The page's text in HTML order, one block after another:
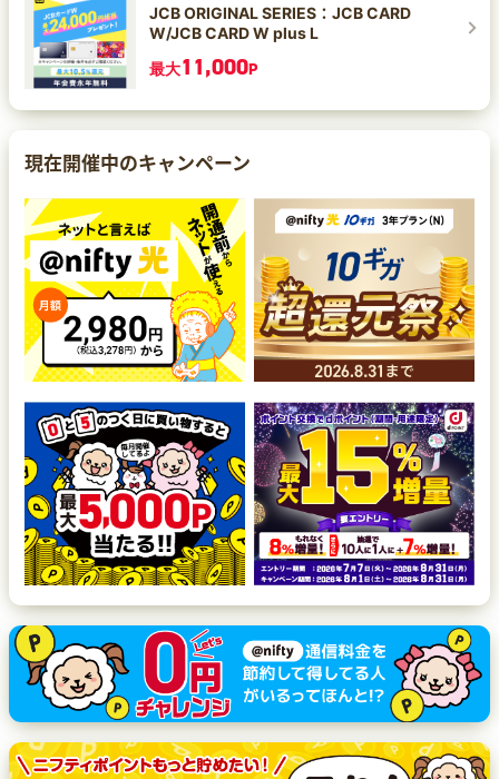
JCB ORIGINAL SERIES：JCB CARD
W/JCB CARD W plus L
最大11,000P
現在開催中のキャンペーン